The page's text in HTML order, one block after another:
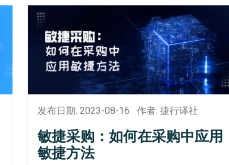
发布日期: 2023-08-16 作者: 捷行译社
敏捷采购：如何在采购中应用
敏捷方法